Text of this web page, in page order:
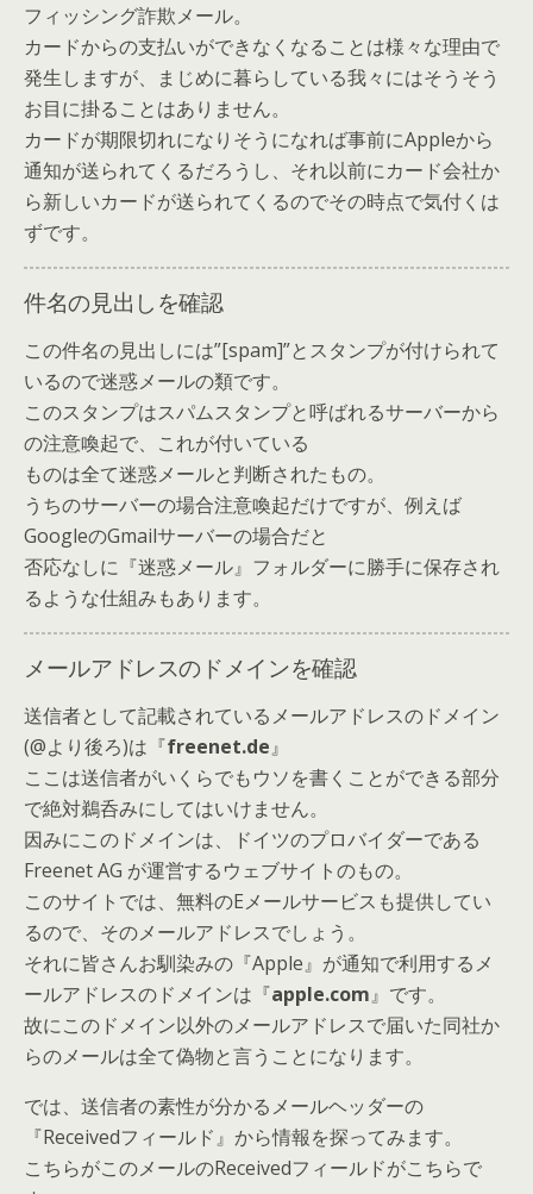
フィッシング詐欺メール。
カードからの支払いができなくなることは様々な理由で
発生しますが、まじめに暮らしている我々にはそうそう
お目に掛ることはありません。
カードが期限切れになりそうになれば事前にAppleから
通知が送られてくるだろうし、それ以前にカード会社か
ら新しいカードが送られてくるのでその時点で気付くは
ずです。
件名の見出しを確認
この件名の見出しには”[spam]”とスタンプが付けられて
いるので迷惑メールの類です。
このスタンプはスパムスタンプと呼ばれるサーバーから
の注意喚起で、これが付いている
ものは全て迷惑メールと判断されたもの。
うちのサーバーの場合注意喚起だけですが、例えば
GoogleのGmailサーバーの場合だと
否応なしに『迷惑メール』フォルダーに勝手に保存され
るような仕組みもあります。
メールアドレスのドメインを確認
送信者として記載されているメールアドレスのドメイン
(@より後ろ)は『freenet.de』
ここは送信者がいくらでもウソを書くことができる部分
で絶対鵜呑みにしてはいけません。
因みにこのドメインは、ドイツのプロバイダーである
Freenet AG が運営するウェブサイトのもの。
このサイトでは、無料のEメールサービスも提供してい
るので、そのメールアドレスでしょう。
それに皆さんお馴染みの『Apple』が通知で利用するメ
ールアドレスのドメインは『apple.com』です。
故にこのドメイン以外のメールアドレスで届いた同社か
らのメールは全て偽物と言うことになります。
では、送信者の素性が分かるメールヘッダーの
『Receivedフィールド』から情報を探ってみます。
こちらがこのメールのReceivedフィールドがこちらで